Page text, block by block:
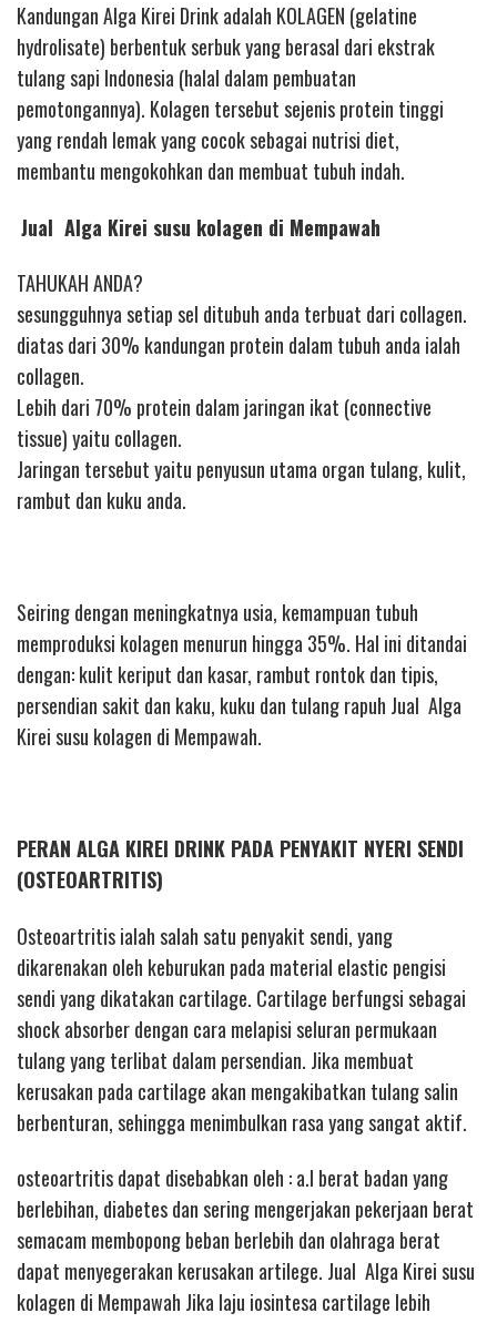
Kandungan Alga Kirei Drink adalah KOLAGEN (gelatine
hydrolisate) berbentuk serbuk yang berasal dari ekstrak
tulang sapi Indonesia (halal dalam pembuatan
pemotongannya). Kolagen tersebut sejenis protein tinggi
yang rendah lemak yang cocok sebagai nutrisi diet,
membantu mengokohkan dan membuat tubuh indah.
Jual Alga Kirei susu kolagen di Mempawah
TAHUKAH ANDA?
sesungguhnya setiap sel ditubuh anda terbuat dari collagen.
diatas dari 30% kandungan protein dalam tubuh anda ialah
collagen.
Lebih dari 70% protein dalam jaringan ikat (connective
tissue) yaitu collagen.
Jaringan tersebut yaitu penyusun utama organ tulang, kulit,
rambut dan kuku anda.
Seiring dengan meningkatnya usia, kemampuan tubuh
memproduksi kolagen menurun hingga 35%. Hal ini ditandai
dengan: kulit keriput dan kasar, rambut rontok dan tipis,
persendian sakit dan kaku, kuku dan tulang rapuh Jual Alga
Kirei susu kolagen di Mempawah.
PERAN ALGA KIREI DRINK PADA PENYAKIT NYERI SENDI
(OSTEOARTRITIS)
Osteoartritis ialah salah satu penyakit sendi, yang
dikarenakan oleh keburukan pada material elastic pengisi
sendi yang dikatakan cartilage. Cartilage berfungsi sebagai
shock absorber dengan cara melapisi seluran permukaan
tulang yang terlibat dalam persendian. Jika membuat
kerusakan pada cartilage akan mengakibatkan tulang salin
berbenturan, sehingga menimbulkan rasa yang sangat aktif.
osteoartritis dapat disebabkan oleh : a.l berat badan yang
berlebihan, diabetes dan sering mengerjakan pekerjaan berat
semacam membopong beban berlebih dan olahraga berat
dapat menyegerakan kerusakan artilege. Jual Alga Kirei susu
kolagen di Mempawah Jika laju iosintesa cartilage lebih